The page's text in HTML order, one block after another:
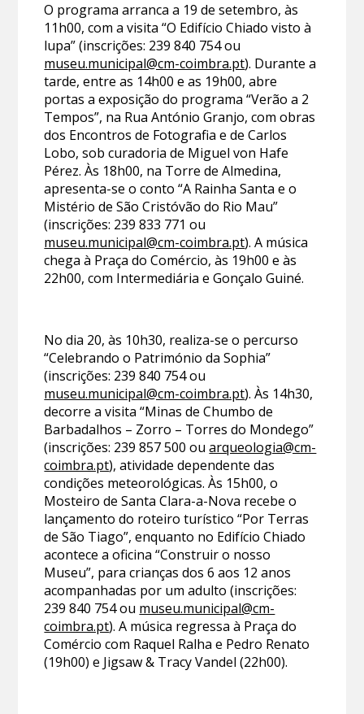
O programa arranca a 19 de setembro, às
11h00, com a visita “O Edifício Chiado visto à
lupa” (inscrições: 239 840 754 ou
museu.municipal@cm-coimbra.pt). Durante a
tarde, entre as 14h00 e as 19h00, abre
portas a exposição do programa “Verão a 2
Tempos”, na Rua António Granjo, com obras
dos Encontros de Fotografia e de Carlos
Lobo, sob curadoria de Miguel von Hafe
Pérez. Às 18h00, na Torre de Almedina,
apresenta-se o conto “A Rainha Santa e o
Mistério de São Cristóvão do Rio Mau”
(inscrições: 239 833 771 ou
museu.municipal@cm-coimbra.pt). A música
chega à Praça do Comércio, às 19h00 e às
22h00, com Intermediária e Gonçalo Guiné.
No dia 20, às 10h30, realiza-se o percurso
“Celebrando o Património da Sophia”
(inscrições: 239 840 754 ou
museu.municipal@cm-coimbra.pt). Às 14h30,
decorre a visita “Minas de Chumbo de
Barbadalhos – Zorro – Torres do Mondego”
(inscrições: 239 857 500 ouarqueologia@cm-
coimbra.pt), atividade dependente das
condições meteorológicas. Às 15h00, o
Mosteiro de Santa Clara-a-Nova recebe o
lançamento do roteiro turístico “Por Terras
de São Tiago”, enquanto no Edifício Chiado
acontece a oficina “Construir o nosso
Museu”, para crianças dos 6 aos 12 anos
acompanhadas por um adulto (inscrições:
239 840 754 ou museu.municipal@cm-
coimbra.pt). A música regressa à Praça do
Comércio com Raquel Ralha e Pedro Renato
(19h00) e Jigsaw & Tracy Vandel (22h00).